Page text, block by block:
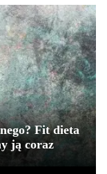
Fit dieta
ją coraz